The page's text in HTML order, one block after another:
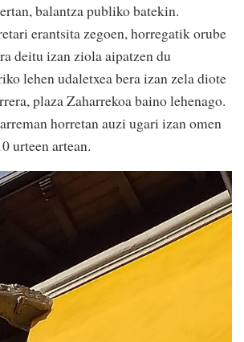
balantza publiko batekin.
erantsita zegoen, horregatik orube
deitu izan ziola aipatzen du
lehen udaletxea bera izan zela diote
plaza Zaharrekoa baino lehenago.
horretan auzi ugari izan omen
urteen artean.